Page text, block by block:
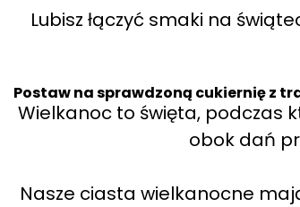
Lubisz łączyć smaki na
Postaw na sprawdzoną cukiernię z
Wielkanoc to święta, podczas
obok dań
Nasze ciasta wielkanocne